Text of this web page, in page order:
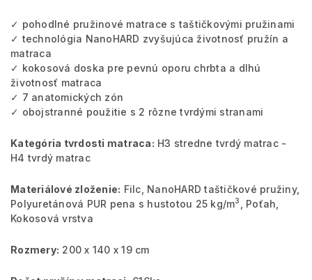
✓ pohodlné pružinové matrace s taštičkovými pružinami
✓ technológia NanoHARD zvyšujúca životnosť pružín a
matraca
✓ kokosová doska pre pevnú oporu chrbta a dlhú
životnosť matraca
✓ 7 anatomických zón
✓ obojstranné použitie s 2 rôzne tvrdými stranami
Kategória tvrdosti matraca: H3 stredne tvrdý matrac -
H4 tvrdý matrac
Materiálové zloženie: Filc, NanoHARD taštičkové pružiny,
Polyuretánová PUR pena s hustotou 25 kg/m3
, Poťah,
Kokosová vrstva
Rozmery: 200 x 140 x 19 cm